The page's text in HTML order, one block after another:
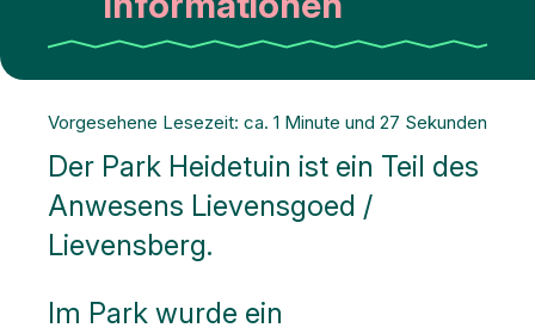
Vorgesehene Lesezeit: ca. 1 Minute und 27 Sekunden
Der Park Heidetuin ist ein Teil des
Anwesens Lievensgoed /
Lievensberg.
Im Park wurde ein